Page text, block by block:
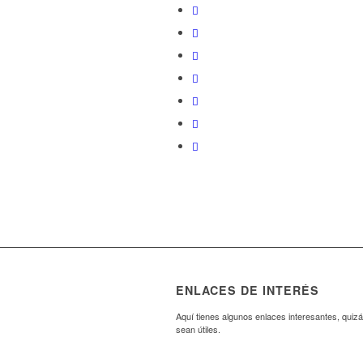
ENLACES DE INTERÉS
Aquí tienes algunos enlaces interesantes,
sean útiles.